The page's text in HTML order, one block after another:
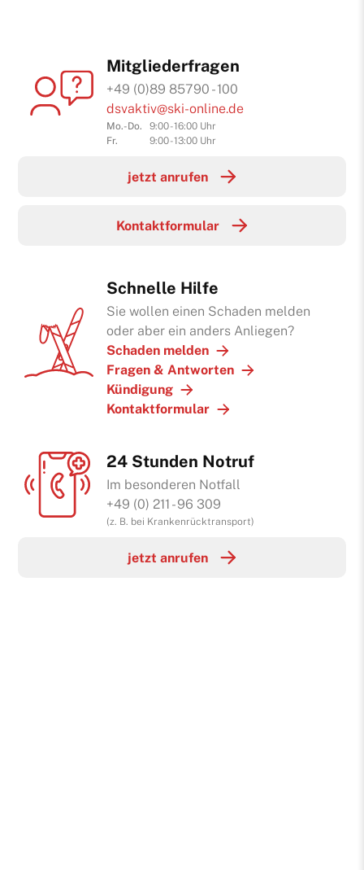
Mitgliederfragen
+49 (0)89 85790 - 100
dsvaktiv@ski-online.de
Mo.-Do.
9:00 - 16:00 Uhr
Fr.
9:00 - 13:00 Uhr
jetzt anrufen
Kontaktformular
Schnelle Hilfe
Sie wollen einen Schaden melden
oder aber ein anders Anliegen?
Schaden melden
Fragen & Antworten
Kündigung
Kontaktformular
24 Stunden Notruf
Im besonderen Notfall
+49 (0) 211 - 96 309
(z. B. bei Krankenrücktransport)
jetzt anrufen